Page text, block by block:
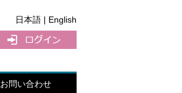
日本語 | English
お問い合わせ